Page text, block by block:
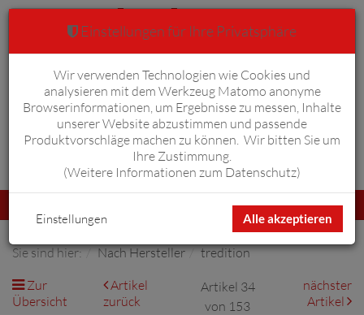
Anmelden Warenkorb 0
umschalten
Sie sind hier: Nach Hersteller
tredition
Zur
Übersicht
Artikel
zurück
Artikel 34
von 153
nächster
Artikel
Einstellungen für Ihre Privatsphäre
Wir verwenden Technologien wie Cookies und
analysieren mit dem Werkzeug Matomo anonyme
Browserinformationen, um Ergebnisse zu messen, Inhalte
unserer Website abzustimmen und passende
Produktvorschläge machen zu können. Wir bitten Sie um
Ihre Zustimmung.
(Weitere Informationen zum Datenschutz)
Alle akzeptieren
Einstellungen